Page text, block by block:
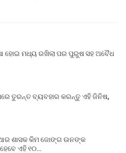
ହୋଇ ମଧ୍ୟ ରଖିଲା ପର ପୁରୁଷ ସହ ଅବୈଧ
ତୁରନ୍ତ ବ୍ୟବହାର କରନ୍ତୁ ଏହି ଜିନିଷ,
ଶାସକ କିମ ଜୋଙ୍ଗ ଉନଙ୍କ
ଏହି ୧୦…